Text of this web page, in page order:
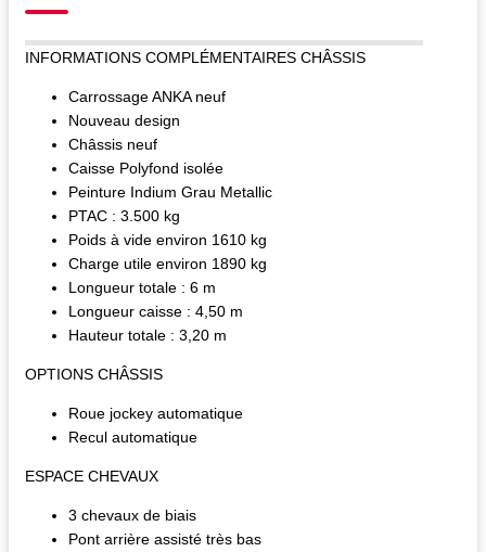
INFORMATIONS COMPLÉMENTAIRES CHÂSSIS
Carrossage ANKA neuf
Nouveau design
Châssis neuf
Caisse Polyfond isolée
Peinture Indium Grau Metallic
PTAC : 3.500 kg
Poids à vide environ 1610 kg
Charge utile environ 1890 kg
Longueur totale : 6 m
Longueur caisse : 4,50 m
Hauteur totale : 3,20 m
OPTIONS CHÂSSIS
Roue jockey automatique
Recul automatique
ESPACE CHEVAUX
3 chevaux de biais
Pont arrière assisté très bas